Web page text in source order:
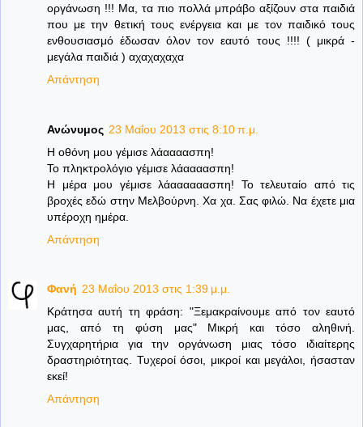
οργάνωση !!! Μα, τα πιο πολλά μπράβο αξίζουν στα παιδιά
που με την θετική τους ενέργεια και με τον παιδικό τους
ενθουσιασμό έδωσαν όλον τον εαυτό τους !!!! ( μικρά -
μεγάλα παιδιά ) αχαχαχαχα
Απάντηση
Ανώνυμος 23 Μαΐου 2013 στις 8:10 π.μ.
Η οθόνη μου γέμισε λάαααασπη!
Το πληκτρολόγιο γέμισε λάαααασπη!
Η μέρα μου γέμισε λάαααααασπη! Το τελευταίο από τις
βροχές εδώ στην Μελβούρνη. Χα χα. Σας φιλώ. Να έχετε μια
υπέροχη ημέρα.
Απάντηση
Φανή 23 Μαΐου 2013 στις 1:39 μ.μ.
Κράτησα αυτή τη φράση: "Ξεμακραίνουμε από τον εαυτό
μας, από τη φύση μας" Μικρή και τόσο αληθινή.
Συγχαρητήρια για την οργάνωση μιας τόσο ιδιαίτερης
δραστηριότητας. Τυχεροί όσοι, μικροί και μεγάλοι, ήσασταν
εκεί!
Απάντηση